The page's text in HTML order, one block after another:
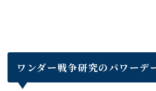
ワンダー戦争研究のパワーデ